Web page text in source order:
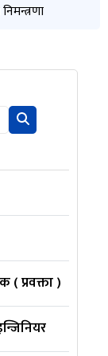
( प्रवक्ता )